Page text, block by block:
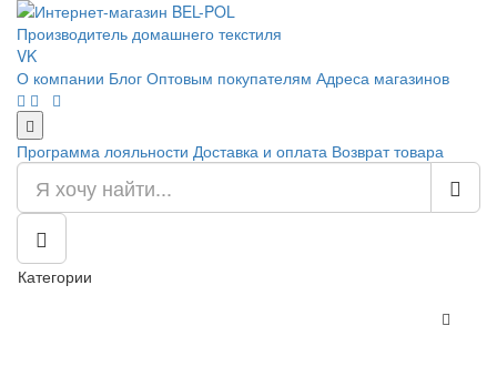
Производитель домашнего текстиля
VK
О компании Блог Оптовым покупателям Адреса магазинов
Программа лояльности Доставка и оплата Возврат товара
Категории